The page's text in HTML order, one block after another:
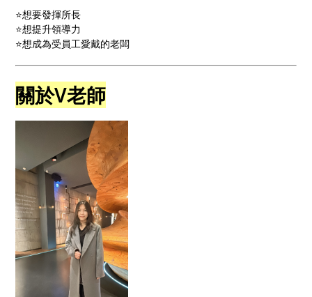
⭐️想要發揮所長
⭐️想提升領導力
⭐️想成為受員工愛戴的老闆
關於V老師